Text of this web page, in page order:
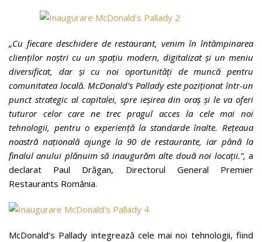
„Cu fiecare deschidere de restaurant, venim în întâmpinarea
clienților noștri cu un spațiu modern, digitalizat și un meniu
diversificat, dar și cu noi oportunități de muncă pentru
comunitatea locală. McDonald’s Pallady este poziționat într-un
punct strategic al capitalei, spre ieșirea din oraș și le va oferi
tuturor celor care ne trec pragul acces la cele mai noi
tehnologii, pentru o experiență la standarde înalte. Rețeaua
noastră națională ajunge la 90 de restaurante, iar până la
finalul anului plănuim să inaugurăm alte două noi locații.”, a
declarat Paul Drăgan, Directorul General Premier
Restaurants România.
McDonald’s Pallady integrează cele mai noi tehnologii, fiind